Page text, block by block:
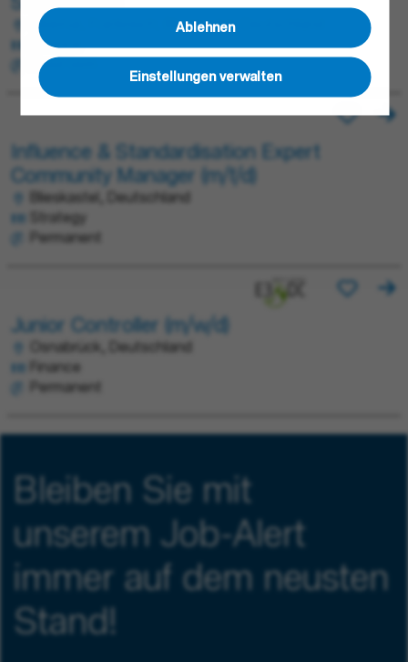
Ablehnen
Einstellungen verwalten
Obernai, Frankreich; Blieskastel, Deutschland
Finance
Fixed term
Influence & Standardisation Expert
Community Manager (m/f/d)
Blieskastel, Deutschland
Permanent
Junior Controller (m/w/d)
Osnabrück, Deutschland
Finance
Permanent
Bleiben Sie mit
unserem Job-Alert
immer auf dem neusten
Stand!